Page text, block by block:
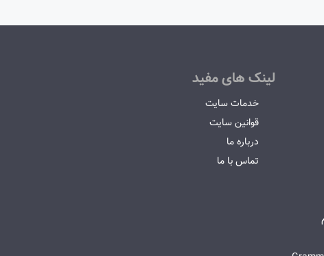
لینک های مفید
خدمات سایت
قوانین سایت
درباره ما
تماس با ما